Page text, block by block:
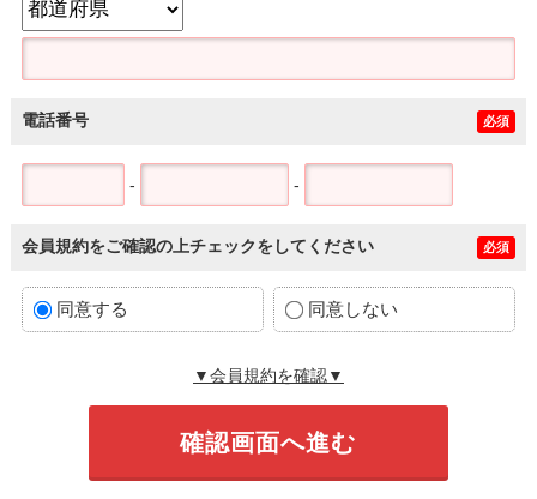
電話番号 必須
- -
会員規約をご確認の上チェックをしてください 必須
同意する 同意しない
▼会員規約を確認▼